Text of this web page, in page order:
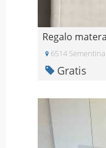
6514 Sementina
Gratis